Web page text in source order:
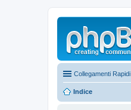
Collegamenti Rapidi
Indice